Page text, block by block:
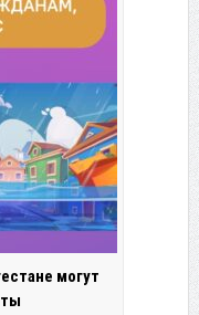
могут